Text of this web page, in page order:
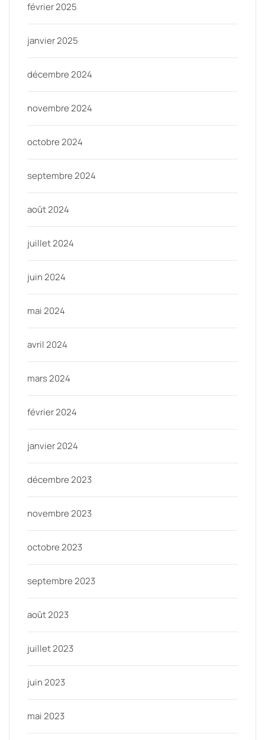
février 2025
janvier 2025
décembre 2024
novembre 2024
octobre 2024
septembre 2024
août 2024
juillet 2024
juin 2024
mai 2024
avril 2024
mars 2024
février 2024
janvier 2024
décembre 2023
novembre 2023
octobre 2023
septembre 2023
août 2023
juillet 2023
juin 2023
mai 2023